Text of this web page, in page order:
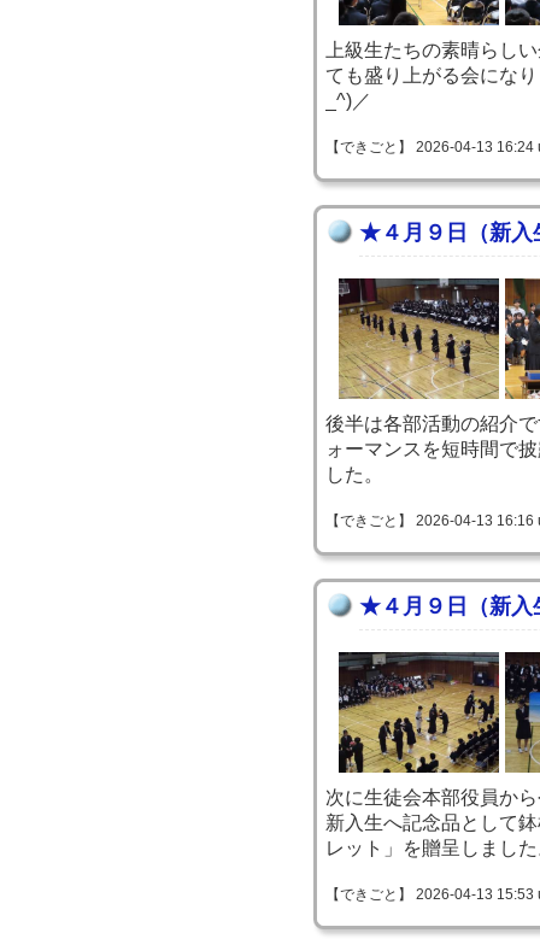
上級生たちの素晴らし
ても盛り上がる会にな
_^)／
【できごと】 2026-04-13
★４月９日（新入
後半は各部活動の紹介
ォーマンスを短時間で
した。
【できごと】 2026-04-13
★４月９日（新入
次に生徒会本部役員か
新入生へ記念品として
レット」を贈呈しまし
【できごと】 2026-04-13